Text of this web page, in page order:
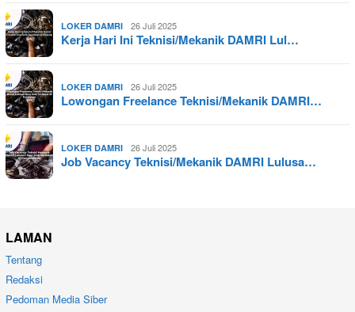
LOKER DAMRI 26 Juli 2025
Kerja Hari Ini Teknisi/Mekanik DAMRI Lul…
LOKER DAMRI 26 Juli 2025
Lowongan Freelance Teknisi/Mekanik DAMRI…
LOKER DAMRI 26 Juli 2025
Job Vacancy Teknisi/Mekanik DAMRI Lulusa…
LAMAN
Tentang
Redaksi
Pedoman Media Siber